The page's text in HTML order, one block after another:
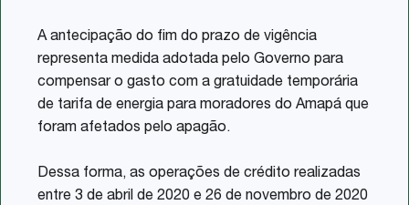
A antecipação do fim do prazo de vigência
representa medida adotada pelo Governo para
compensar o gasto com a gratuidade temporária
de tarifa de energia para moradores do Amapá que
foram afetados pelo apagão.
Dessa forma, as operações de crédito realizadas
entre 3 de abril de 2020 e 26 de novembro de 2020